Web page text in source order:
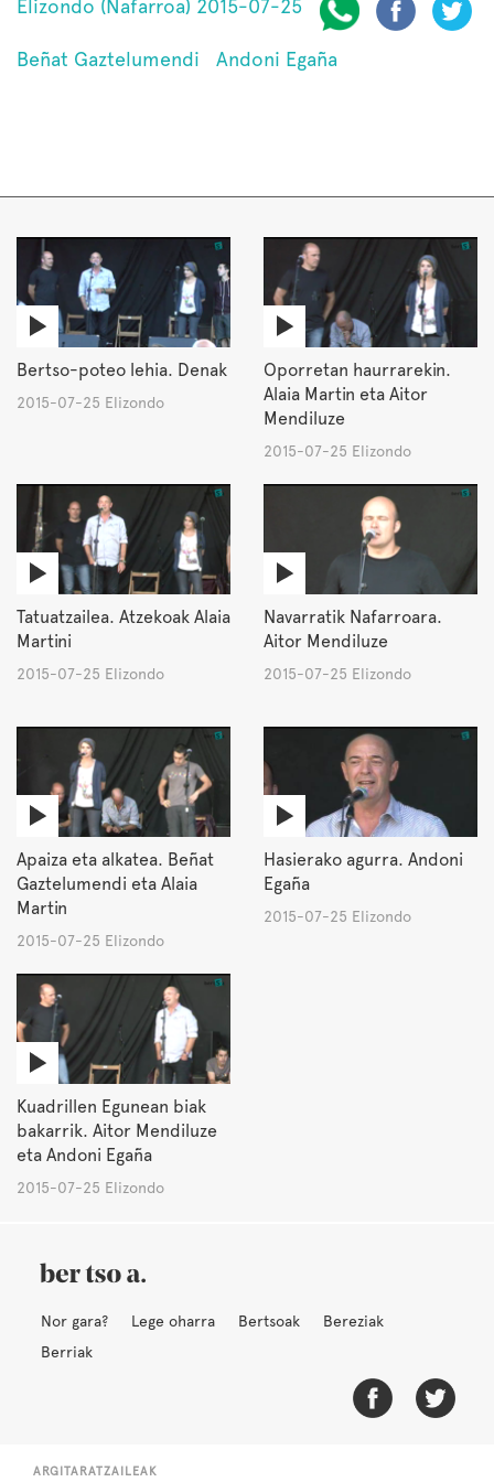
Elizondo (Nafarroa) 2015-07-25
Beñat Gaztelumendi Andoni Egaña
Bertso-poteo lehia. Denak
2015-07-25 Elizondo
Oporretan haurrarekin.
Alaia Martin eta Aitor
Mendiluze
2015-07-25 Elizondo
Tatuatzailea. Atzekoak Alaia
Martini
2015-07-25 Elizondo
Navarratik Nafarroara.
Aitor Mendiluze
2015-07-25 Elizondo
Apaiza eta alkatea. Beñat
Gaztelumendi eta Alaia
Martin
2015-07-25 Elizondo
Hasierako agurra. Andoni
Egaña
2015-07-25 Elizondo
Kuadrillen Egunean biak
bakarrik. Aitor Mendiluze
eta Andoni Egaña
2015-07-25 Elizondo
Nor gara? Lege oharra Bertsoak
Bereziak
Berriak
ARGITARATZAILEAK